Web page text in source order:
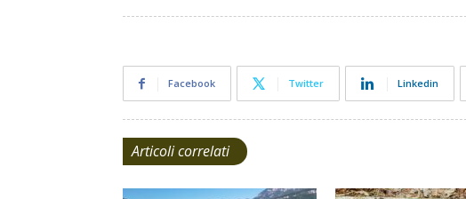
Facebook Twitter Linkedin
Articoli correlati